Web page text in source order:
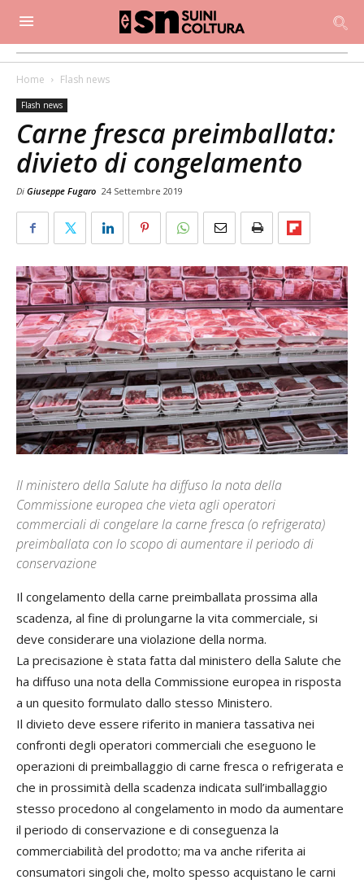
Home Flash news
Flash news
Carne fresca preimballata:
divieto di congelamento
Di Giuseppe Fugaro 24 Settembre 2019
Il ministero della Salute ha diffuso la nota della
Commissione europea che vieta agli operatori
commerciali di congelare la carne fresca (o refrigerata)
preimballata con lo scopo di aumentare il periodo di
conservazione
Il congelamento della carne preimballata prossima alla
scadenza, al fine di prolungarne la vita commerciale, si
deve considerare una violazione della norma.
La precisazione è stata fatta dal ministero della Salute che
ha diffuso una nota della Commissione europea in risposta
a un quesito formulato dallo stesso Ministero.
Il divieto deve essere riferito in maniera tassativa nei
confronti degli operatori commerciali che eseguono le
operazioni di preimballaggio di carne fresca o refrigerata e
che in prossimità della scadenza indicata sull’imballaggio
stesso procedono al congelamento in modo da aumentare
il periodo di conservazione e di conseguenza la
commerciabilità del prodotto; ma va anche riferita ai
consumatori singoli che, molto spesso acquistano le carni